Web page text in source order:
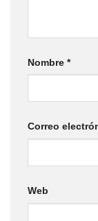
Nombre *
Correo
Web